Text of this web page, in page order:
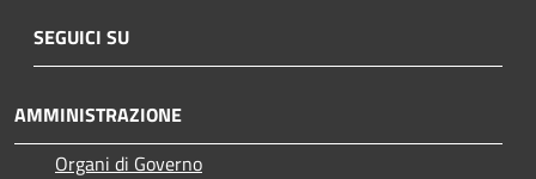
SEGUICI SU
AMMINISTRAZIONE
Organi di Governo